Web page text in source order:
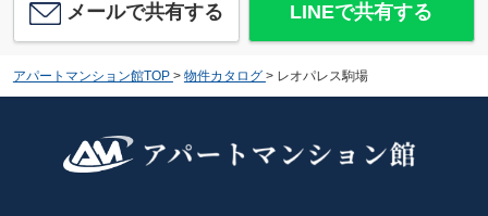
メールで共有する LINEで共有する
アパートマンション館TOP > 物件カタログ > レオパレス駒場